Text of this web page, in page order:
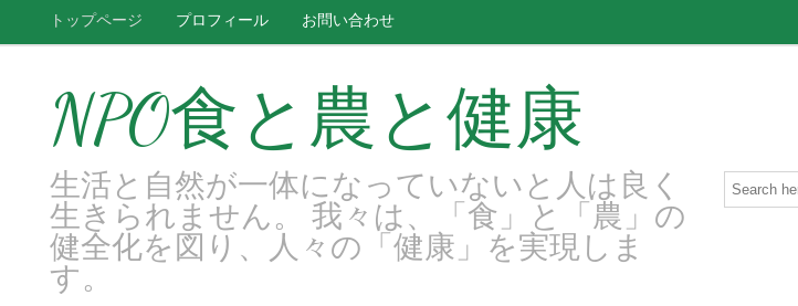
トップページ プロフィール お問い合わせ
NPO食と農と健康
生活と自然が一体になっていないと人は良く
生きられません。 我々は、「食」と「農」の
健全化を図り、人々の「健康」を実現しま
す。